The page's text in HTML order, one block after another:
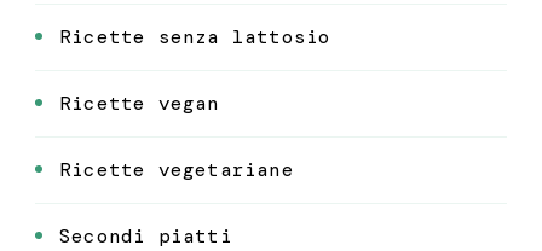
Ricette senza lattosio
Ricette vegan
Ricette vegetariane
Secondi piatti